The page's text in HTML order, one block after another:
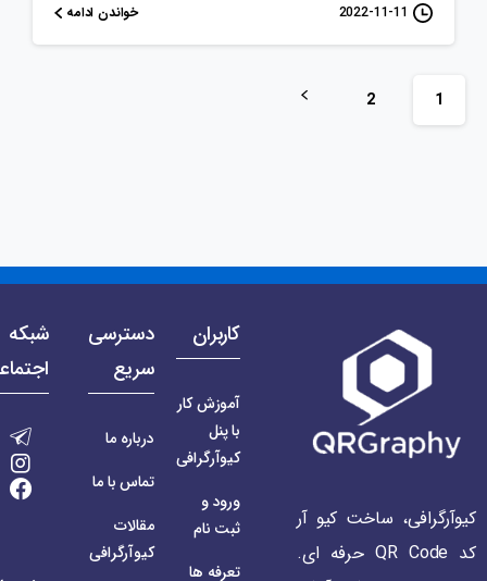
2022-11-11 خواندن ادامه
1
2
کیوآرگرافی، ساخت کیو آر
کد QR Code حرفه ای.
کاربران
آموزش کار
با پنل
کیوآرگرافی
ورود و
ثبت نام
تعرفه ها
دسترسی
سریع
درباره ما
تماس با ما
مقالات
کیوآرگرافی